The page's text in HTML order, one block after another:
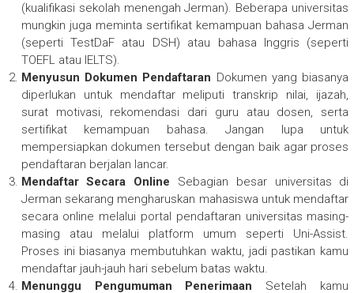
(kualifikasi sekolah menengah Jerman). Beberapa universitas
mungkin juga meminta sertifikat kemampuan bahasa Jerman
(seperti TestDaF atau DSH) atau bahasa Inggris (seperti
TOEFL atau IELTS).
Menyusun Dokumen Pendaftaran Dokumen yang biasanya
diperlukan untuk mendaftar meliputi transkrip nilai, ijazah,
surat motivasi, rekomendasi dari guru atau dosen, serta
sertifikat kemampuan bahasa. Jangan lupa untuk
mempersiapkan dokumen tersebut dengan baik agar proses
pendaftaran berjalan lancar.
Mendaftar Secara Online Sebagian besar universitas di
Jerman sekarang mengharuskan mahasiswa untuk mendaftar
secara online melalui portal pendaftaran universitas masing-
masing atau melalui platform umum seperti Uni-Assist.
Proses ini biasanya membutuhkan waktu, jadi pastikan kamu
mendaftar jauh-jauh hari sebelum batas waktu.
Menunggu Pengumuman Penerimaan Setelah kamu